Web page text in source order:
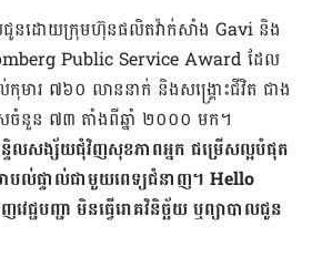
ដល់​ជូន​ដោយ​ក្រុមហ៊ុន​ផលិត​វ៉ាក់សាំង Gavi និង​
Public Service Award ដែល​
មារ ៧៦០​ លាន​នាក់ និង​សង្រ្គោះ​ជីវិត ជាង
ចំនួន ៧៣ តាំង​ពី​ឆ្នាំ​ ២០០០ មក។
លសង្ស័យ​ជុំវិញ​សុខភាព​អ្នក ជម្រើស​ល្អ​បំផុត
បល់​ផ្ទាល់​ជាមួយ​ពេទ្យ​ជំនាញ។ Hello
ជ្ជបញ្ជា មិន​ធ្វើ​រោគវិនិច្ឆ័យ ឬ​ព្យាបាល​ជូន​